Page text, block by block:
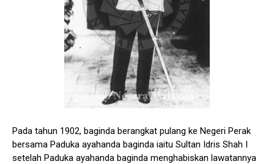
Pada tahun 1902, baginda berangkat pulang ke Negeri Perak
bersama Paduka ayahanda baginda iaitu Sultan Idris Shah I
setelah Paduka ayahanda baginda menghabiskan lawatannya